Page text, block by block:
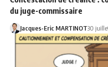
du juge-commissaire
Jacques-Eric MARTINOT30